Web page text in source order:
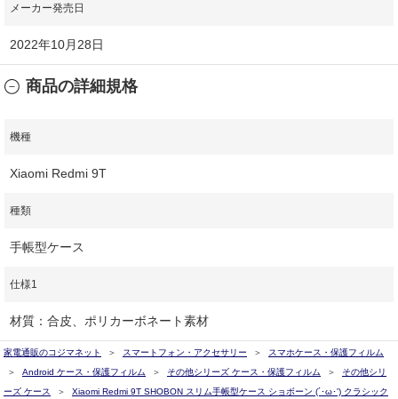
メーカー発売日
2022年10月28日
商品の詳細規格
機種
Xiaomi Redmi 9T
種類
手帳型ケース
仕様1
材質：合皮、ポリカーボネート素材
家電通販のコジマネット スマートフォン・アクセサリー
スマホケース・保護フィルム
Android ケース・保護フィルム
その他シリーズ ケース・保護フィルム
その他シリ
ーズ ケース
Xiaomi Redmi 9T SHOBON スリム手帳型ケース ショボーン (´･ω･') クラシック